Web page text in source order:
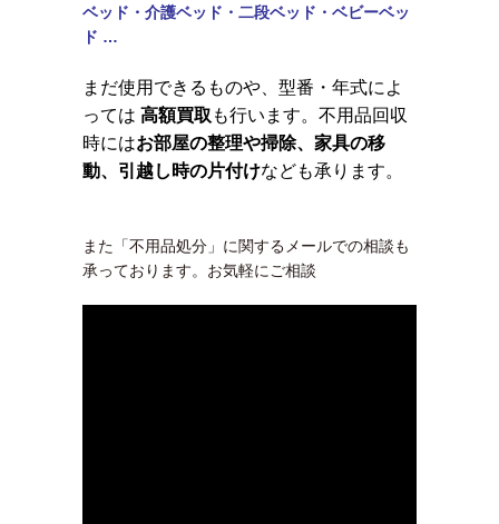
ベッド・介護ベッド・二段ベッド・ ベビーベッ
ド …
まだ使用できるものや、型番・年式によ
っては 高額買取 も行います。不用品回収
時にはお部屋の整理や掃除、家具の移
動、引越し時の片付けなども承ります。
また「不用品処分」に関するメールでの相談も
承っております。お気軽にご相談